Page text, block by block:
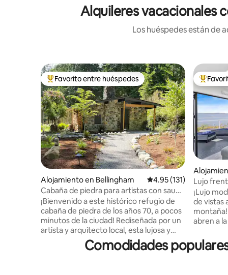
Alquileres vacacionales
Los huéspedes están de
Favorito entre huéspedes preferido
Favorito entre huéspedes
Alojamiento en Bellingham Calificación promedio:
4.95 (131)
Cabaña de piedra para artistas con sauna
y bañera de cedro
¡Bienvenido a este histórico refugio de
cabaña de piedra de los años 70, a pocos
minutos de la ciudad! Rediseñada por un
artista y arquitecto local, esta lujosa y
acogedora casa se encuentra al final de
una carretera tranquila, que bordea un
Lujo
Bay
¡Lujo
de vistas
abren a
apodera
Baño tipo
Comodidades